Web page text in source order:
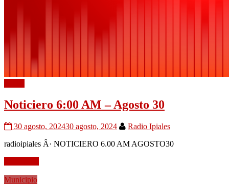
Noticiero 6:00 AM – Agosto 30
30 agosto, 202430 agosto, 2024
Radio Ipiales
radioipiales Â· NOTICIERO 6.00 AM AGOSTO30
Municipio